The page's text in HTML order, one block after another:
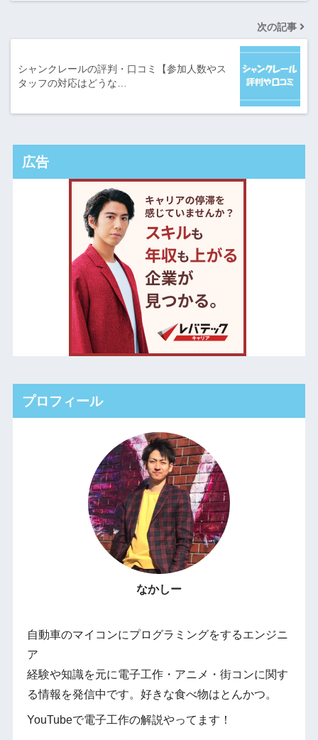
次の記事
シャンクレールの評判・口コミ【参加人数やス
タッフの対応はどうな…
広告
プロフィール
なかしー
自動車のマイコンにプログラミングをするエンジニ
ア
経験や知識を元に電子工作・アニメ・街コンに関す
る情報を発信中です。好きな食べ物はとんかつ。
YouTubeで電子工作の解説やってます！